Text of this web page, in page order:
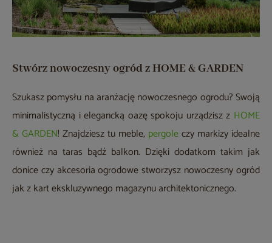
Stwórz nowoczesny ogród z HOME & GARDEN
Szukasz pomysłu na aranżację nowoczesnego ogrodu? Swoją
minimalistyczną i elegancką oazę spokoju urządzisz z HOME
& GARDEN! Znajdziesz tu meble, pergoleczy markizy idealne
również na taras bądź balkon. Dzięki dodatkom takim jak
donice czy akcesoria ogrodowe stworzysz nowoczesny ogród
jak z kart ekskluzywnego magazynu architektonicznego.